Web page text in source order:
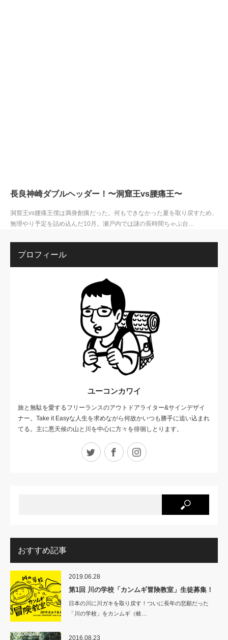
長良神崎ダブルヘッダー！〜洞窟王vs腰痛王〜
洞窟王vs腰痛王僕は満身創痍だった。何もできなかった夏を取り戻すため、
無理やり予定を詰め込んだ10月。瀬戸内では謎の長時間ちゃぶ台…
プロフィール
ユーコンカワイ
旅と無駄を愛するフリーランスのアウトドアライター&サインデザイ
ナー。Take it Easyな人生を求めながら何故かいつも勝手に追い込まれ
てる。主に悪天候の山と川を中心に方々を徘徊しとります。
Twitter Facebook
おすすめ記事
2019.06.28
第1回 川の学校「カンムギ冒険教室」生徒募集！
日本の川に川ガキを取り戻す！ついに長年の悲願だった
「川の学校」をカンムギ（岐…
2016.08.23